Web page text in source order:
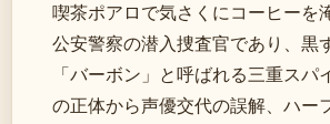
喫茶ポアロで気さくにコーヒー
公安警察の潜入捜査官であり、黒
「バーボン」と呼ばれる三重ス
の正体から声優交代の誤解、ハー